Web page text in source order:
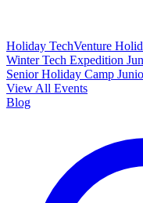
Holiday TechVenture
Winter Tech Expedition
SeniorHoliday Camp
View All Events
Blog